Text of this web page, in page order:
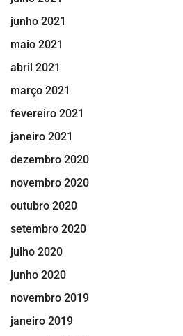
junho 2021
maio 2021
abril 2021
março 2021
fevereiro 2021
janeiro 2021
dezembro 2020
novembro 2020
outubro 2020
setembro 2020
julho 2020
junho 2020
novembro 2019
janeiro 2019